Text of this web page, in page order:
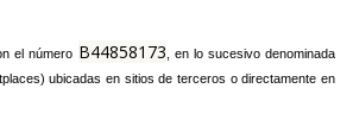
el número B44858173 , en lo sucesivo denominada
ubicadas en sitios de terceros o directamente en